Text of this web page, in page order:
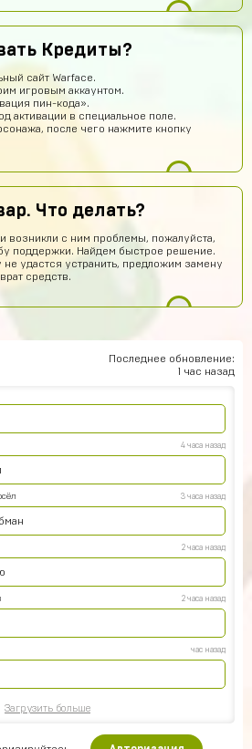
Кредиты?
сайт Warface.
игровым аккаунтом.
пин-кода».
активации в специальное поле.
после чего нажмите кнопку
Что делать?
возникли с ним проблемы, пожалуйста,
поддержки. Найдем быстрое решение.
удастся устранить, предложим замену
средств.
Последнее обновление:
1 час назад
12 часов назад
10 часов назад
заходи в игру под этим логином и
4 часа назад
3 часа назад
2 часа назад
2 часа назад
час назад
Загрузить больше